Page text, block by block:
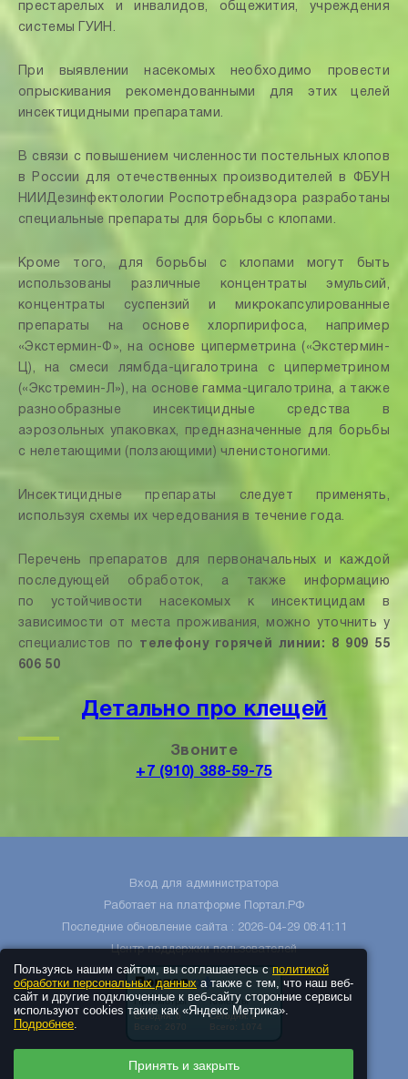
Пользуясь нашим сайтом, вы соглашаетесь с политикой
обработки персональных данных а также с тем, что наш веб-
сайт и другие подключенные к веб-сайту сторонние сервисы
используют cookies такие как «Яндекс Метрика».
Подробнее.
Принять и закрыть
престарелых и инвалидов, общежития, учреждения
системы ГУИН.
При выявлении насекомых необходимо провести
опрыскивания рекомендованными для этих целей
инсектицидными препаратами.
В связи с повышением численности постельных клопов
в России для отечественных производителей в ФБУН
НИИДезинфектологии Роспотребнадзора разработаны
специальные препараты для борьбы с клопами.
Кроме того, для борьбы с клопами могут быть
использованы различные концентраты эмульсий,
концентраты суспензий и микрокапсулированные
препараты на основе хлорпирифоса, например
«Экстермин-Ф», на основе циперметрина («Экстермин-
Ц), на смеси лямбда-цигалотрина с циперметрином
(«Экстремин-Л»), на основе гамма-цигалотрина, а также
разнообразные инсектицидные средства в
аэрозольных упаковках, предназначенные для борьбы
с нелетающими (ползающими) членистоногими.
Инсектицидные препараты следует применять,
используя схемы их чередования в течение года.
Перечень препаратов для первоначальных и каждой
последующей обработок, а также информацию
по устойчивости насекомых к инсектицидам в
зависимости от места проживания, можно уточнить у
специалистов по телефону горячей линии: 8 909 55
606 50
Детально про клещей
Звоните
+7 (910) 388-59-75
Вход для администратора
Работает на платформе
Портал.РФ
Последние обновление сайта : 2026-04-29 08:41:11
Центр поддержки пользователей